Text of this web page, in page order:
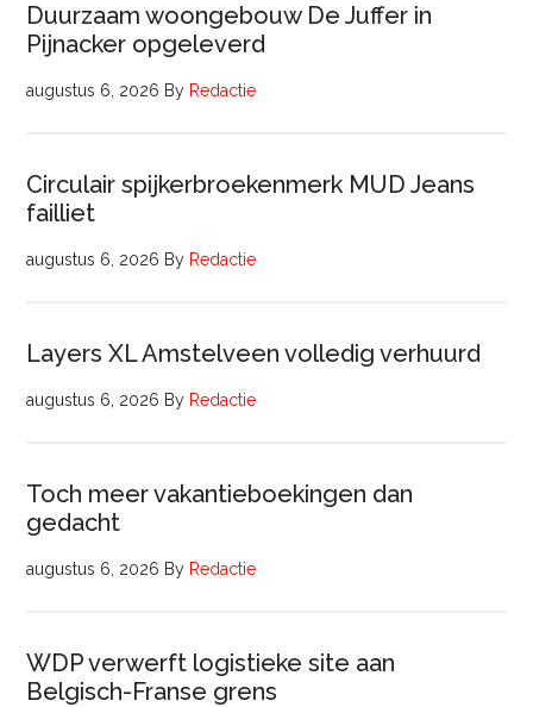
Duurzaam woongebouw De Juffer in
Pijnacker opgeleverd
augustus 6, 2026 By Redactie
Circulair spijkerbroekenmerk MUD Jeans
failliet
augustus 6, 2026 By Redactie
Layers XL Amstelveen volledig verhuurd
augustus 6, 2026 By Redactie
Toch meer vakantieboekingen dan
gedacht
augustus 6, 2026 By Redactie
WDP verwerft logistieke site aan
Belgisch-Franse grens